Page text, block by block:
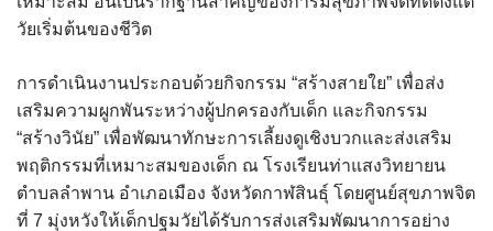
วัยเริ่มต้นของชีวิต
การดำเนินงานประกอบด้วยกิจกรรม “สร้างสายใย” เพื่อส่ง
เสริมความผูกพันระหว่างผู้ปกครองกับเด็ก และกิจกรรม
“สร้างวินัย” เพื่อพัฒนาทักษะการเลี้ยงดูเชิงบวกและส่งเสริม
พฤติกรรมที่เหมาะสมของเด็ก ณ โรงเรียนท่าแสงวิทยายน
ตำบลลำพาน อำเภอเมือง จังหวัดกาฬสินธุ์ โดยศูนย์สุขภาพจิต
ที่ 7 มุ่งหวังให้เด็กปฐมวัยได้รับการส่งเสริมพัฒนาการอย่าง